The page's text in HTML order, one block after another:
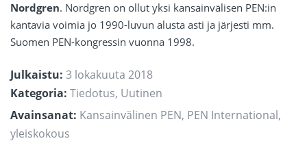
Nordgren. Nordgren on ollut yksi kansainvälisen PEN:in
kantavia voimia jo 1990-luvun alusta asti ja järjesti mm.
Suomen PEN-kongressin vuonna 1998.
Julkaistu: 3 lokakuuta 2018
Kategoria: Tiedotus, Uutinen
Avainsanat: Kansainvälinen PEN, PEN International,
yleiskokous